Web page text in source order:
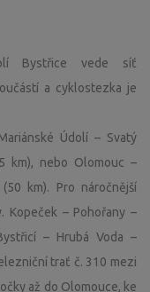
Bystřice vede síť
a cyklostezka je
Údolí – Svatý
km), nebo Olomouc –
km). Pro náročnější
Kopeček – Pohořany –
– Hrubá Voda –
trať č. 310 mezi
až do Olomouce, ke